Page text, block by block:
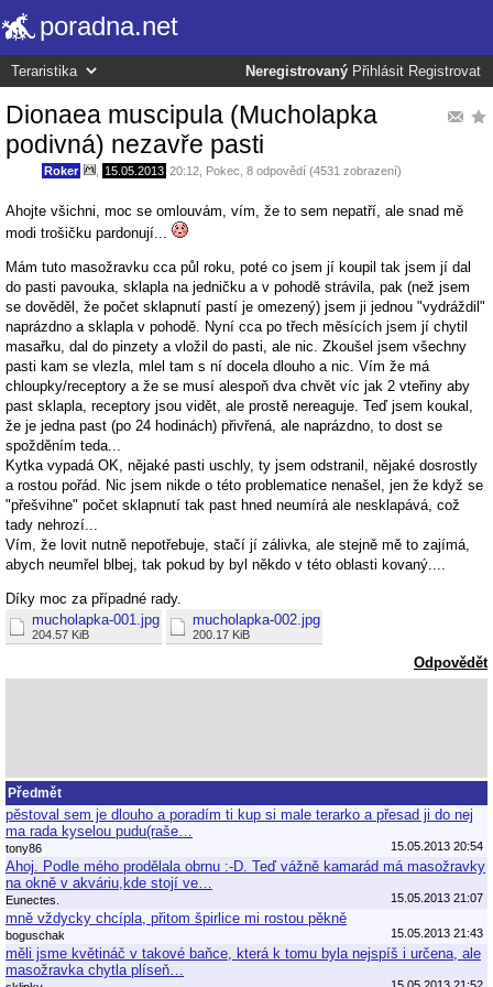
poradna.net
Neregistrovaný Přihlásit Registrovat
Dionaea muscipula (Mucholapka
podivná) nezavře pasti
Roker 15.05.2013 20:12 Pokec , 8 odpovědí (4531 zobrazení)
Ahojte všichni, moc se omlouvám, vím, že to sem nepatří, ale snad mě
modi trošičku pardonují...
Mám tuto masožravku cca půl roku, poté co jsem jí koupil tak jsem jí dal
do pasti pavouka, sklapla na jedničku a v pohodě strávila, pak (než jsem
se dověděl, že počet sklapnutí pastí je omezený) jsem ji jednou "vydráždil"
naprázdno a sklapla v pohodě. Nyní cca po třech měsících jsem jí chytil
masařku, dal do pinzety a vložil do pasti, ale nic. Zkoušel jsem všechny
pasti kam se vlezla, mlel tam s ní docela dlouho a nic. Vím že má
chloupky/receptory a že se musí alespoň dva chvět víc jak 2 vteřiny aby
past sklapla, receptory jsou vidět, ale prostě nereaguje. Teď jsem koukal,
že je jedna past (po 24 hodinách) přivřená, ale naprázdno, to dost se
spožděním teda...
Kytka vypadá OK, nějaké pasti uschly, ty jsem odstranil, nějaké dosrostly
a rostou pořád. Nic jsem nikde o této problematice nenašel, jen že když se
"přešvihne" počet sklapnutí tak past hned neumírá ale nesklapává, což
tady nehrozí...
Vím, že lovit nutně nepotřebuje, stačí jí zálivka, ale stejně mě to zajímá,
abych neumřel blbej, tak pokud by byl někdo v této oblasti kovaný....
Díky moc za případné rady.
mucholapka-001.jpg
204.57 KiB
mucholapka-002.jpg
200.17 KiB
Odpovědět
Předmět
pěstoval sem je dlouho a poradím ti kup si male terarko a přesad ji do nej
ma rada kyselou pudu(raše…
tony86 15.05.2013 20:54
Ahoj. Podle mého prodělala obrnu :-D. Teď vážně kamarád má masožravky
na okně v akváriu,kde stojí ve…
Eunectes. 15.05.2013 21:07
mně vždycky chcípla, přitom špirlice mi rostou pěkně
boguschak 15.05.2013 21:43
měli jsme květináč v takové baňce, která k tomu byla nejspíš i určena, ale
masožravka chytla plíseň…